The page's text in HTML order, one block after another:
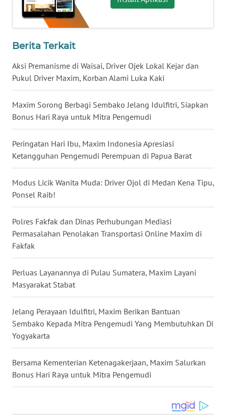
Berita Terkait
Aksi Premanisme di Waisai, Driver Ojek Lokal Kejar dan
Pukul Driver Maxim, Korban Alami Luka Kaki
Maxim Sorong Berbagi Sembako Jelang Idulfitri, Siapkan
Bonus Hari Raya untuk Mitra Pengemudi
Peringatan Hari Ibu, Maxim Indonesia Apresiasi
Ketangguhan Pengemudi Perempuan di Papua Barat
Modus Licik Wanita Muda: Driver Ojol di Medan Kena Tipu,
Ponsel Raib!
Polres Fakfak dan Dinas Perhubungan Mediasi
Permasalahan Penolakan Transportasi Online Maxim di
Fakfak
Perluas Layanannya di Pulau Sumatera, Maxim Layani
Masyarakat Stabat
Jelang Perayaan Idulfitri, Maxim Berikan Bantuan
Sembako Kepada Mitra Pengemudi Yang Membutuhkan Di
Yogyakarta
Bersama Kementerian Ketenagakerjaan, Maxim Salurkan
Bonus Hari Raya untuk Mitra Pengemudi
WN
KALTARA
KALSEL
KALTIM
WN
SULSEL
WN
GORONTALO
WN
SULUT
WN
WN
MALUT
WN
DAIRI
DANAU
TOBA
NIAS